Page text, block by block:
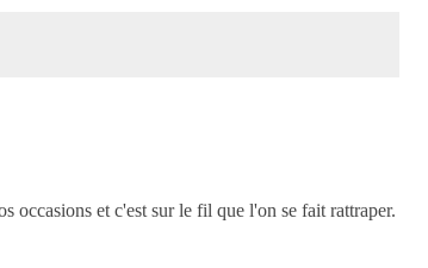
occasions et c'est sur le fil que l'on se fait rattraper.